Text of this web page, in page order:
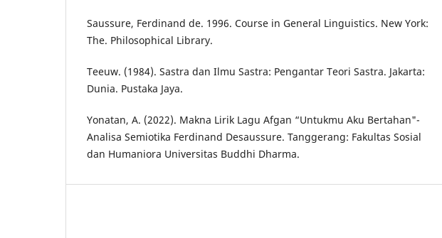
Saussure, Ferdinand de. 1996. Course in General Linguistics. New York:
The. Philosophical Library.
Teeuw. (1984). Sastra dan Ilmu Sastra: Pengantar Teori Sastra. Jakarta:
Dunia. Pustaka Jaya.
Yonatan, A. (2022). Makna Lirik Lagu Afgan “Untukmu Aku Bertahan"-
Analisa Semiotika Ferdinand Desaussure. Tanggerang: Fakultas Sosial
dan Humaniora Universitas Buddhi Dharma.